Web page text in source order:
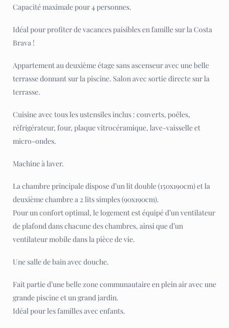
Capacité maximale pour 4 personnes.
Idéal pour profiter de vacances paisibles en famille sur la Costa
Brava !
Appartement au deuxième étage sans ascenseur avec une belle
terrasse donnant sur la piscine. Salon avec sortie directe sur la
terrasse.
Cuisine avec tous les ustensiles inclus : couverts, poêles,
réfrigérateur, four, plaque vitrocéramique, lave-vaisselle et
micro-ondes.
Machine à laver.
La chambre principale dispose d’un lit double (150x190cm) et la
deuxième chambre a 2 lits simples (90x190cm).
Pour un confort optimal, le logement est équipé d’un ventilateur
de plafond dans chacune des chambres, ainsi que d’un
ventilateur mobile dans la pièce de vie.
Une salle de bain avec douche.
Fait partie d’une belle zone communautaire en plein air avec une
grande piscine et un grand jardin.
Idéal pour les familles avec enfants.